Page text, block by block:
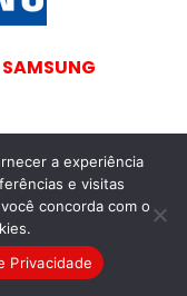
SAMSUNG
a experiência
e visitas
concorda com o
Privacidade